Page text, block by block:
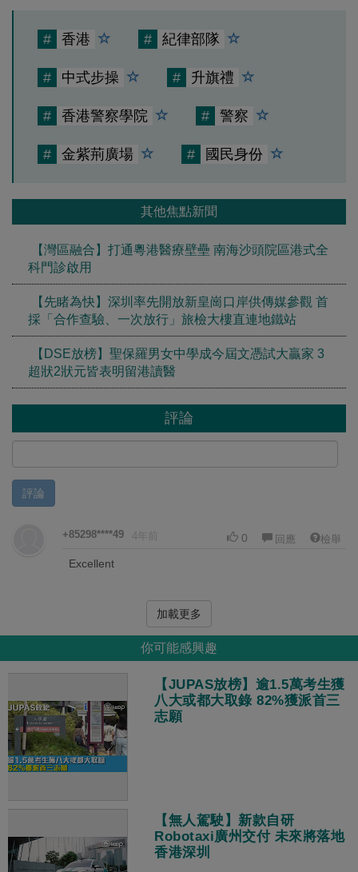
# 香港 # 紀律部隊
# 中式步操 # 升旗禮
# 香港警察學院 # 警察
# 金紫荊廣場 # 國民身份
其他焦點新聞
【灣區融合】打通粵港醫療壁壘 南海沙頭院區港式全
科門診啟用
【先睹為快】深圳率先開放新皇崗口岸供傳媒參觀 首
採「合作查驗、一次放行」旅檢大樓直連地鐵站
【DSE放榜】聖保羅男女中學成今屆文憑試大贏家 3
超狀2狀元皆表明留港讀醫
評論
評論
+85298****49 4年前 0 回應 檢舉
Excellent
加載更多
你可能感興趣
【JUPAS放榜】逾1.5萬考生獲
八大或都大取錄 82%獲派首三
志願
【無人駕駛】新款自研
Robotaxi廣州交付 未來將落地
香港深圳